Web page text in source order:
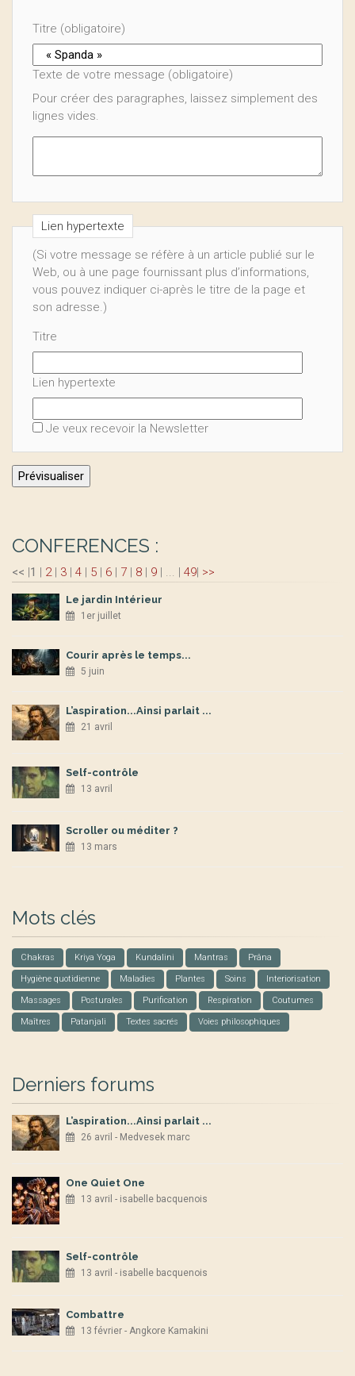
Titre (obligatoire)
Texte de votre message (obligatoire)
Pour créer des paragraphes, laissez simplement des
lignes vides.
Lien hypertexte
(Si votre message se réfère à un article publié sur le
Web, ou à une page fournissant plus d’informations,
vous pouvez indiquer ci-après le titre de la page et
son adresse.)
Titre
Lien hypertexte
Je veux recevoir la Newsletter
CONFERENCES :
<< |1 | 2| 3 | 4 | 5 | 6 | 7 | 8 | 9 | ... | 49| >>
Le jardin Intérieur
1er juillet
Courir après le temps...
5 juin
L’aspiration...Ainsi parlait ...
21 avril
Self-contrôle
13 avril
Scroller ou méditer ?
13 mars
Mots clés
Chakras Kriya Yoga Kundalini Mantras Prâna
Hygiène quotidienne Maladies Plantes Soins Interiorisation
Massages Posturales Purification Respiration Coutumes
Maîtres Patanjali Textes sacrés Voies philosophiques
Derniers forums
L’aspiration...Ainsi parlait ...
26 avril - Medvesek marc
One Quiet One
13 avril - isabelle bacquenois
Self-contrôle
13 avril - isabelle bacquenois
Combattre
13 février - Angkore Kamakini